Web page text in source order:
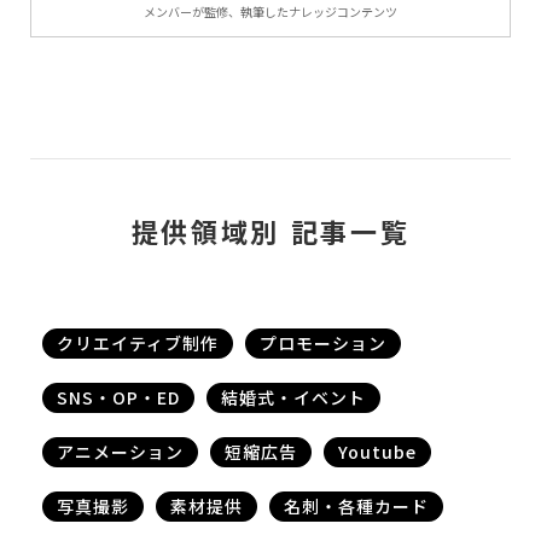
メンバーが監修、執筆したナレッジコンテンツ
提供領域別 記事一覧
クリエイティブ制作 プロモーション
SNS・OP・ED 結婚式・イベント
アニメーション 短縮広告 Youtube
写真撮影 素材提供 名刺・各種カード